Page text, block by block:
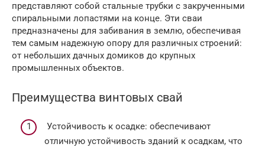
представляют собой стальные трубки с закрученными
спиральными лопастями на конце. Эти сваи
предназначены для забивания в землю, обеспечивая
тем самым надежную опору для различных строений:
от небольших дачных домиков до крупных
промышленных объектов.
Преимущества винтовых свай
Устойчивость к осадке: обеспечивают
отличную устойчивость зданий к осадкам, что